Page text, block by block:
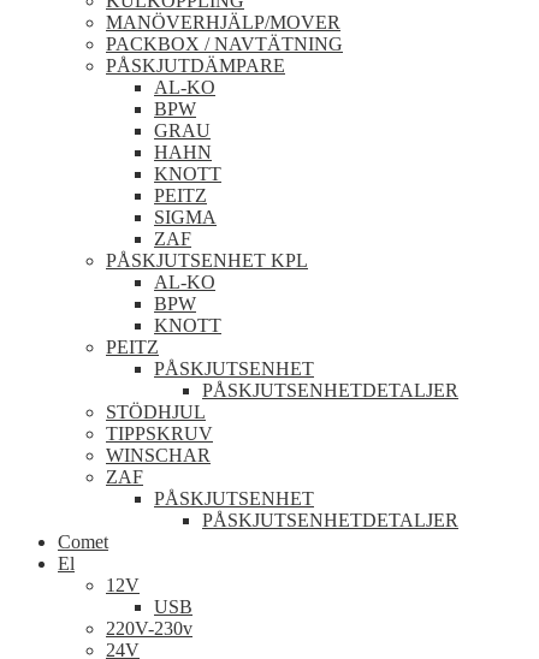
MANÖVERHJÄLP/MOVER
PACKBOX / NAVTÄTNING
PÅSKJUTDÄMPARE
AL-KO
BPW
GRAU
HAHN
KNOTT
PEITZ
SIGMA
ZAF
PÅSKJUTSENHET KPL
AL-KO
BPW
KNOTT
PEITZ
PÅSKJUTSENHET
PÅSKJUTSENHETDETALJER
STÖDHJUL
TIPPSKRUV
WINSCHAR
ZAF
PÅSKJUTSENHET
PÅSKJUTSENHETDETALJER
Comet
El
12V
USB
220V-230v
24V